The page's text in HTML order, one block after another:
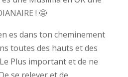
! 🤩
es dans ton cheminement
toutes des hauts et des
Plus important et de ne
se relever et de